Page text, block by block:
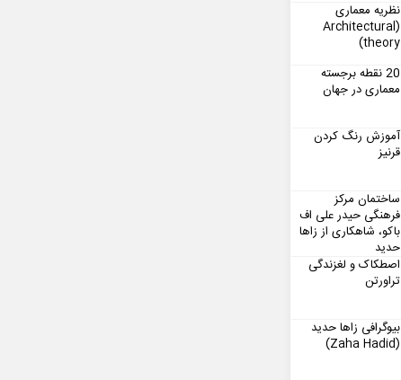
نظریه معماری
(Architectural
theory)
20 نقطه برجسته
معماری در جهان
آموزش رنگ کردن
قرنیز
ساختمان مرکز
فرهنگی حیدر علی اف
باکو، شاهکاری از زاها
حدید
اصطکاک و لغزندگی
تراورتن
بیوگرافی زاها حدید
(Zaha Hadid)